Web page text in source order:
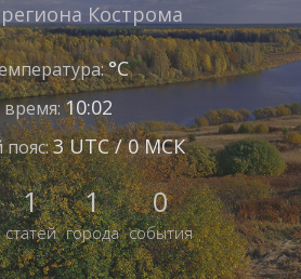
Кострома
°С
время:10:02
пояс:3 UTC / 0 МСК
1
статей
1
города
0
события